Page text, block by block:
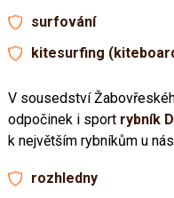
surfování
kitesurfing
V sousedství
odpočinek i sport rybník
k největším rybníkům u
rozhledny